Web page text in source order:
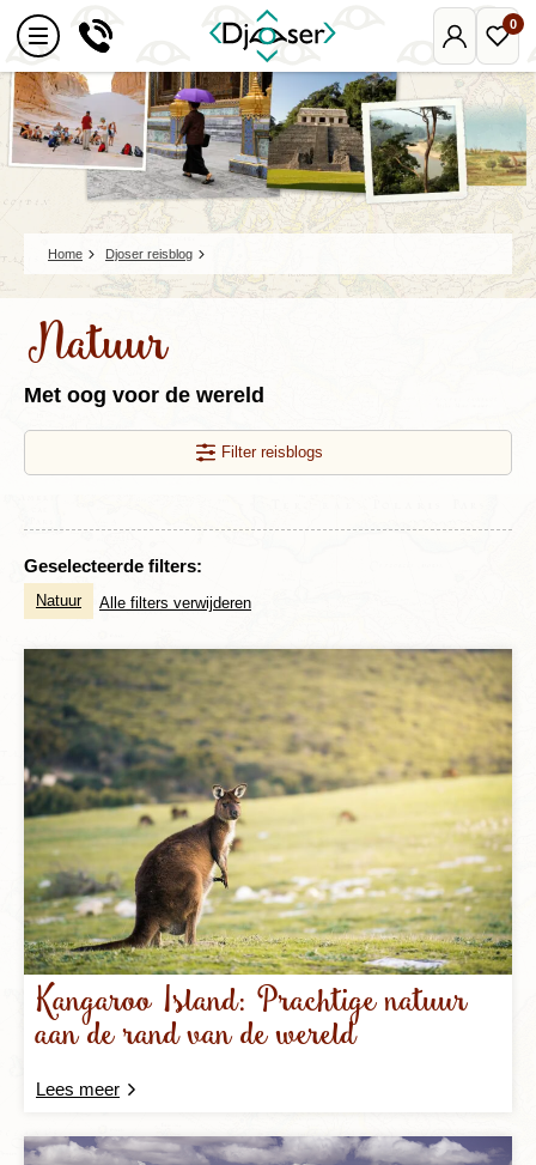
Mijn
Djoser
0
Home Djoser reisblog
Natuur
Met oog voor de wereld
Filter reisblogs
Geselecteerde filters:
Natuur Alle filters verwijderen
Kangaroo Island: Prachtige natuur
aan de rand van de wereld
Lees meer